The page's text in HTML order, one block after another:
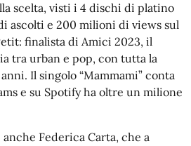
scelta, visti i 4 dischi di platino
ascolti e 200 milioni di views sul
finalista di Amici 2023, il
tra urban e pop, con tutta la
Il singolo “Mammami” conta
e su Spotify ha oltre un milione
Federica Carta, che a